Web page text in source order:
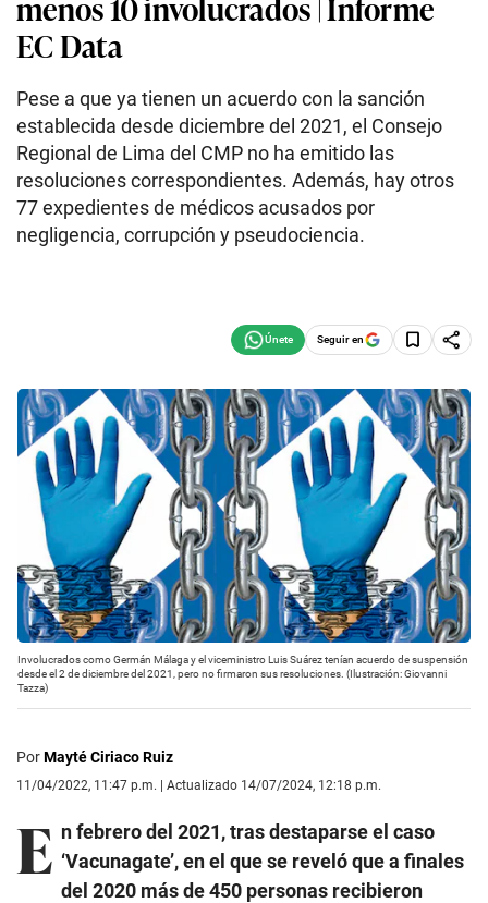
EC Data
Pese a que ya tienen un acuerdo con la sanción
establecida desde diciembre del 2021, el Consejo
Regional de Lima del CMP no ha emitido las
resoluciones correspondientes. Además, hay otros
77 expedientes de médicos acusados por
negligencia, corrupción y pseudociencia.
Seguir en
Involucrados como Germán Málaga y el viceministro Luis Suárez tenían acuerdo de suspensión
desde el 2 de diciembre del 2021, pero no firmaron sus resoluciones. (Ilustración: Giovanni
Tazza)
PorMayté Ciriaco Ruiz
11/04/2022, 11:47 p.m. | Actualizado 14/07/2024, 12:18 p.m.
E n febrero del 2021, tras destaparse el caso
‘Vacunagate’, en el que se reveló que a finales
del 2020 más de 450 personas recibieron